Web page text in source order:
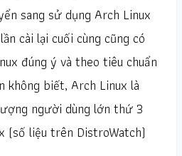
sang sử dụng Arch Linux
cài lại cuối cùng cũng có
đúng ý và theo tiêu chuẩn
không biết, Arch Linux là
người dùng lớn thứ 3
(số liệu trên DistroWatch)